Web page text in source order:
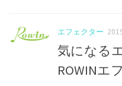
エフェクター
気になる
ROWINエ